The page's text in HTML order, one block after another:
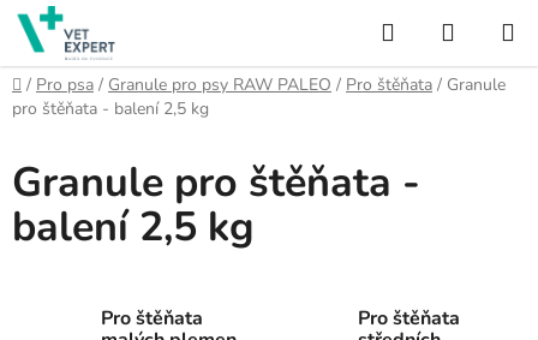
Přejít
obsah
Hledat
KOŠÍK
Domů
/ Pro psa / Granule pro psy RAW PALEO / Pro štěňata / Granule
pro štěňata - balení 2,5 kg
Granule pro štěňata -
balení 2,5 kg
Pro štěňata
Pro štěňata